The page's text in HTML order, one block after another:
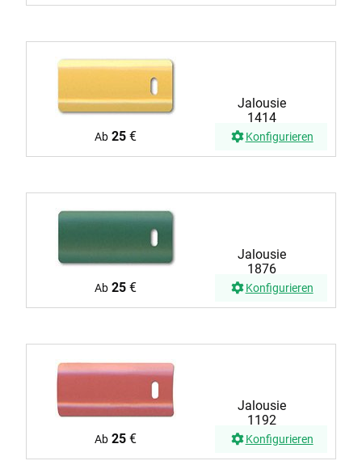
Jalousie
1414
Ab 25€ Konfigurieren
Jalousie
1876
Ab 25€ Konfigurieren
Jalousie
1192
Ab 25€ Konfigurieren